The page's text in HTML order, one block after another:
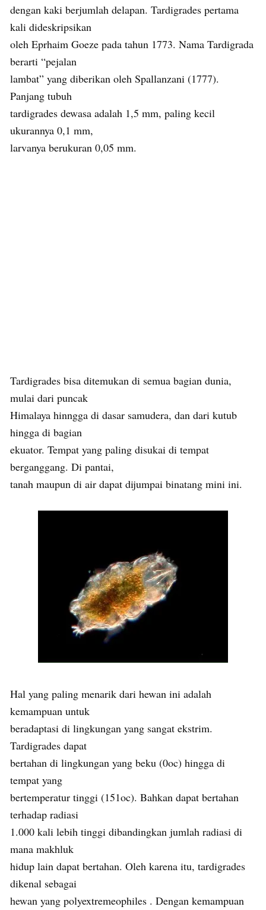
dengan kaki berjumlah delapan. Tardigrades pertama
kali dideskripsikan
oleh Eprhaim Goeze pada tahun 1773. Nama Tardigrada
berarti “pejalan
lambat” yang diberikan oleh Spallanzani (1777).
Panjang tubuh
tardigrades dewasa adalah 1,5 mm, paling kecil
ukurannya 0,1 mm,
larvanya berukuran 0,05 mm.
Tardigrades bisa ditemukan di semua bagian dunia,
mulai dari puncak
Himalaya hinngga di dasar samudera, dan dari kutub
hingga di bagian
ekuator. Tempat yang paling disukai di tempat
berganggang. Di pantai,
tanah maupun di air dapat dijumpai binatang mini ini.
Hal yang paling menarik dari hewan ini adalah
kemampuan untuk
beradaptasi di lingkungan yang sangat ekstrim.
Tardigrades dapat
bertahan di lingkungan yang beku (0oc) hingga di
tempat yang
bertemperatur tinggi (151oc). Bahkan dapat bertahan
terhadap radiasi
1.000 kali lebih tinggi dibandingkan jumlah radiasi di
mana makhluk
hidup lain dapat bertahan. Oleh karena itu, tardigrades
dikenal sebagai
hewan yang polyextremeophiles . Dengan kemampuan